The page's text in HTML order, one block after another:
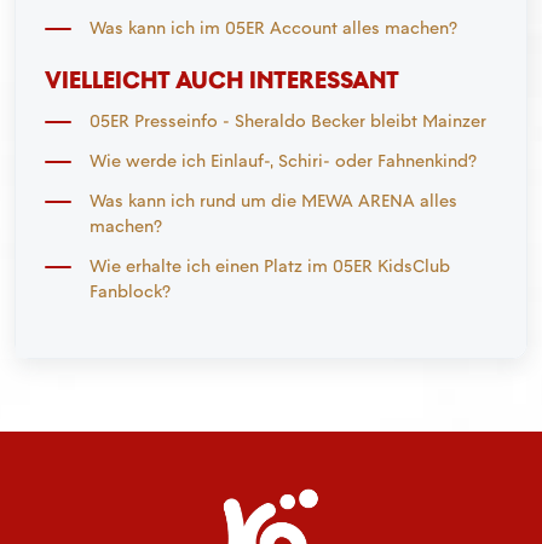
Was kann ich im 05ER Account alles machen?
VIELLEICHT AUCH INTERESSANT
05ER Presseinfo - Sheraldo Becker bleibt Mainzer
Wie werde ich Einlauf-, Schiri- oder Fahnenkind?
Was kann ich rund um die MEWA ARENA alles
machen?
Wie erhalte ich einen Platz im 05ER KidsClub
Fanblock?